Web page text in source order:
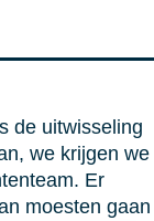
de uitwisseling
we krijgen we
Er
moesten gaan